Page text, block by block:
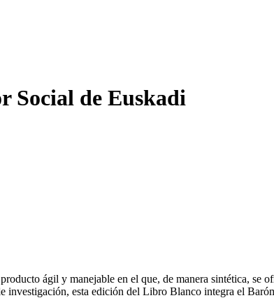
Social de Euskadi
ágil y manejable en el que, de manera sintética, se
esta edición del Libro Blanco integra el